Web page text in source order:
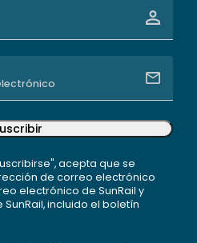
acepta que se
de correo electrónico
electrónico de SunRail y
incluido el boletín